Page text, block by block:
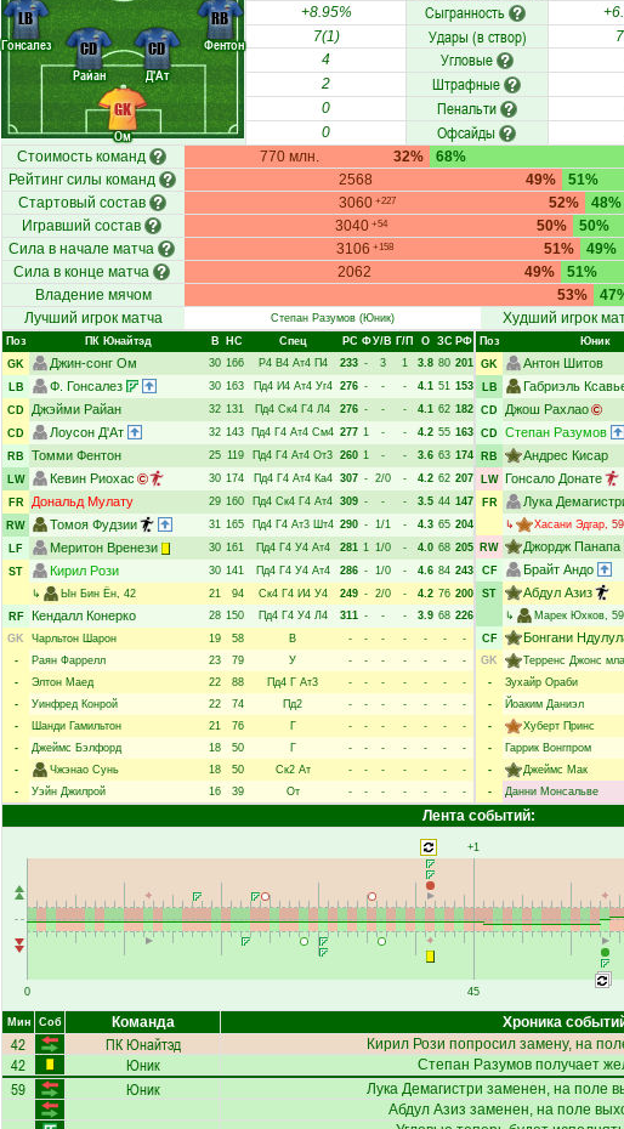
Ом
Гонсалез
Райан
Д'Ат
Фентон
GK
LB
CD
CD
RB
+8.95%
Сыгранность
7(1)
Удары (в створ)
4
Угловые
2
Штрафные
0
Пенальти
0
Офсайды
Стоимость команд
770 млн. 32%
68%
Рейтинг силы команд
2568 49%
51%
Стартовый состав
3060 +227 52%
48%
Игравший состав
3040 +54 50%
50%
Сила в начале матча
3106 +158 51%
49%
Сила в конце матча
2062 49%
51%
Владение мячом
53%
Лучший игрок матча
Степан Разумов (Юник) Худший игрок
Поз
ПК Юнайтэд В НC Спец РC ФУ/В Г/П О ЗС РФ
GK
Джин-сонг Ом 30 166 Р4 В4 Ат4 П4 233 - 3 1 3.8 80 201
LB
Ф. Гонсалез 30 163 Пд4 И4 Ат4 Уг4 276 - - - 4.1 51 153
CD
Джэйми Райан 32 131 Пд4 Ск4 Г4 Л4 276 - - - 4.1 62 182
CD
Лоусон Д'Ат 32 143 Пд4 Г4 Ат4 См4 277 1 - - 4.2 55 163
RB
Томми Фентон 25 119 Пд4 Г4 Ат4 От3 260 1 - - 3.6 63 174
LW
Кевин Риохас 30 174 Пд4 Г4 Ат4 Ка4 307 - 2/0 - 4.2 62 207
FR
Дональд Мулату 29 160 Пд4 Ск4 Г4 Ат4 309 - - - 3.5 44 147
RW
Томоя Фудзии 31 165 Пд4 Г4 Ат3 Шт4 290 - 1/1 - 4.3 65 204
LF
Меритон Вренези 30 161 Пд4 Г4 У4 Ат4 281 1 1/0 - 4.0 68 205
ST
Кирил Рози 30 141 Пд4 Г4 У4 Ат4 286 - 1/0 - 4.6 84 243
↳
Ын Бин Ён, 42 21 94 Ск4 Г4 И4 У4 249 - 2/0 - 4.2 76 200
RF
Кендалл Конерко 28 150 Пд4 Г4 У4 Л4 311 - - - 3.9 68 226
GK
Чарльтон Шарон 19 58 В - - - - - -
-
-
Раян Фаррелл 23 79 У - - - - - -
-
-
Элтон Маед 22 88 Пд4 Г Ат3 - - - - - -
-
-
Уинфред Конрой 22 74 Пд2 - - - - - -
-
-
Шанди Гамильтон 21 76 Г - - - - - -
-
-
Джеймс Бэлфорд 18 50 Г - - - - - -
-
-
Чжэнао Сунь 18 50 Ск2 Ат - - - - - -
-
-
Уэйн Джилрой 16 39 От - - - - - - -
Поз Юник
GK
Антон Шитов
LB
Габриэль
CD
Джош Рахлао
CD
Степан Разумов
RB
Андрес Кисар
LW
Гонсало Донате
FR
Лука
↳
Хасани Эдгар, 59
RW
Джордж Панапа
CF
Брайт Андо
ST
Абдул Азиз
↳
Марек Юхков, 59
CF
Бонгани
GK
Терренс Джонс
-
Зухайр Ораби
-
Йоаким Даниэл
-
Хуберт Принс
-
Гаррик Вонгпром
-
Джеймс Мак
-
Данни Монсальве
Лента событий:
0
+1
45
Мин Соб Команда Хроника
42 ПК Юнайтэд Кирил Рози попросил замену, на
42 Юник Степан Разумовполучает
59 Юник Лука Демагистри заменен, на поле
Абдул Азиз заменен, на поле